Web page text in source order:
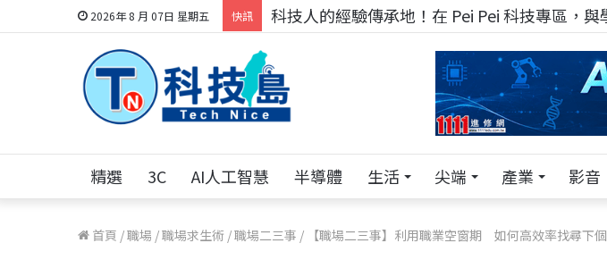
2026年 8 月 07日 星期五 快訊 科技人的經驗傳承地！在 Pei Pei 科技專區，與
精選 3C AI人工智慧 半導體 生活 尖端 產業 影音
首頁 /職場 /職場求生術 /職場二三事 / 【職場二三事】利用職業空窗期 如何高效率找尋下